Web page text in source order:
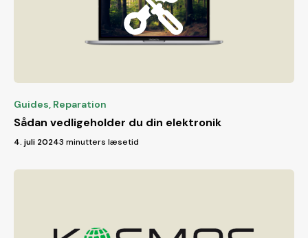
Guides, Reparation
Sådan vedligeholder du din elektronik
4. juli 20243 minutters læsetid